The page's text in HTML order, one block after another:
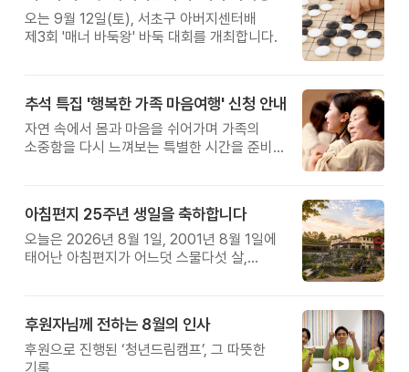
오는 9월 12일(토), 서초구 아버지센터배
제3회 '매너 바둑왕' 바둑 대회를 개최합니다.
추석 특집 '행복한 가족 마음여행' 신청 안내
자연 속에서 몸과 마음을 쉬어가며 가족의
소중함을 다시 느껴보는 특별한 시간을 준비해
아침편지 25주년 생일을 축하합니다
오늘은 2026년 8월 1일, 2001년 8월 1일에
태어난 아침편지가 어느덧 스물다섯 살,
후원자님께 전하는 8월의 인사
후원으로 진행된 ‘청년드림캠프’, 그 따뜻한
기록